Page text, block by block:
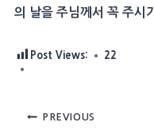
의 날을 주님께서 꼭 주시
Post Views: 22
Post
PREVIOUS